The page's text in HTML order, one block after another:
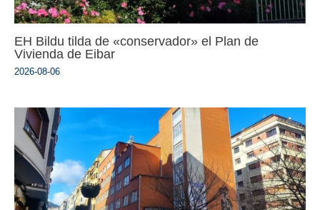
EH Bildu tilda de «conservador» el Plan de
Vivienda de Eibar
2026-08-06